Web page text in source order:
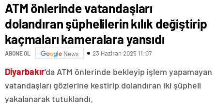
ATM önlerinde vatandaşları
dolandıran şüphelilerin kılık değiştirip
kaçmaları kameralara yansıdı
ABONE OL News 23 Haziran 2025 11:07
Diyarbakır‘da ATM önlerinde bekleyip işlem yapamayan
vatandaşları gözlerine kestirip dolandıran iki şüpheli
yakalanarak tutuklandı.